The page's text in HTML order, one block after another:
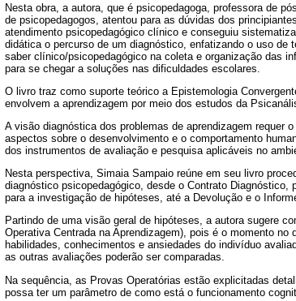
Nesta obra, a autora, que é psicopedagoga, professora de
de psicopedagogos, atentou para as dúvidas dos
atendimento psicopedagógico clínico e conseguiu
didática o percurso de um diagnóstico, enfatizando o uso de
saber clínico/psicopedagógico na coleta e organização das
para se chegar a soluções nas dificuldades escolares.
O livro traz como suporte teórico a Epistemologia
envolvem a aprendizagem por meio dos estudos da
A visão diagnóstica dos problemas de aprendizagem requer
aspectos sobre o desenvolvimento e o comportamento
dos instrumentos de avaliação e pesquisa aplicáveis no
Nesta perspectiva, Simaia Sampaio reúne em seu livro
diagnóstico psicopedagógico, desde o Contrato
para a investigação de hipóteses, até a Devolução e o
Partindo de uma visão geral de hipóteses, a autora sugere
Operativa Centrada na Aprendizagem), pois é o momento
habilidades, conhecimentos e ansiedades do indivíduo
as outras avaliações poderão ser comparadas.
Na sequência, as Provas Operatórias estão explicitadas
possa ter um parâmetro de como está o funcionamento